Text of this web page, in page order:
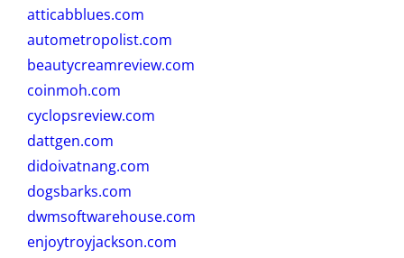
atticabblues.com
autometropolist.com
beautycreamreview.com
coinmoh.com
cyclopsreview.com
dattgen.com
didoivatnang.com
dogsbarks.com
dwmsoftwarehouse.com
enjoytroyjackson.com